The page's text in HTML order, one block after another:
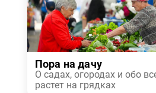
Пора на дачу
О садах, огородах и обо
растет на грядках